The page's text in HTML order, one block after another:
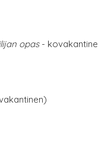
opas-